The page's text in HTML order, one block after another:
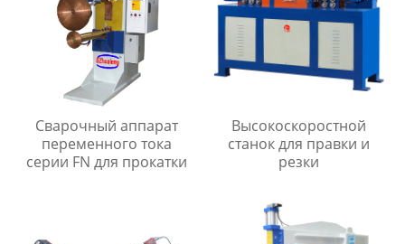
Сварочный аппарат
переменного тока
серии FN для прокатки
Высокоскоростной
станок для правки и
резки